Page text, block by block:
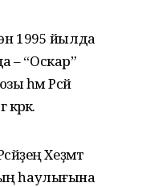
1995 йылда
– “Оскар”
һәм Рәсәй
Хеҙмәт
һаулығына